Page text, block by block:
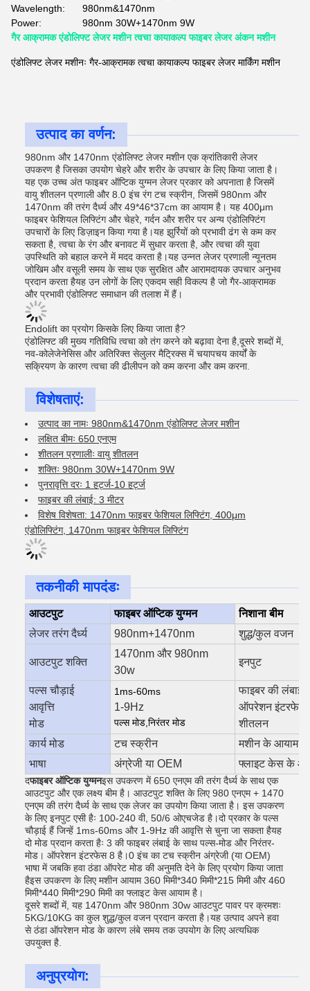
Wavelength:
980nm&1470nm
Power:
980nm 30W+1470nm 9W
गैर आक्रामक एंडोलिफ्ट लेजर मशीन त्वचा कायाकल्प फाइबर लेजर अंकन मशीन
एंडोलिफ्ट लेजर मशीनः गैर-आक्रामक त्वचा कायाकल्प फाइबर लेजर मार्किंग मशीन
उत्पाद का वर्णन:
980nm और 1470nm एंडोलिफ्ट लेजर मशीन एक क्रांतिकारी लेजर
उपकरण है जिसका उपयोग चेहरे और शरीर के उपचार के लिए किया जाता है।
यह एक उच्च अंत फाइबर ऑप्टिक युग्मन लेजर प्रकार को अपनाता है जिसमें
वायु शीतलन प्रणाली और 8.0 इंच रंग टच स्क्रीन, जिसमें 980nm और
1470nm की तरंग दैर्ध्य और 49*46*37cm का आयाम है। यह 400μm
फाइबर फेशियल लिफ्टिंग और चेहरे, गर्दन और शरीर पर अन्य एंडोलिफ्टिंग
उपचारों के लिए डिज़ाइन किया गया है।यह झुर्रियों को प्रभावी ढंग से कम कर
सकता है, त्वचा के रंग और बनावट में सुधार करता है, और त्वचा की युवा
उपस्थिति को बहाल करने में मदद करता है।यह उन्नत लेजर प्रणाली न्यूनतम
जोखिम और वसूली समय के साथ एक सुरक्षित और आरामदायक उपचार अनुभव
प्रदान करता हैयह उन लोगों के लिए एकदम सही विकल्प है जो गैर-आक्रामक
और प्रभावी एंडोलिफ्ट समाधान की तलाश में हैं।
Endolift का प्रयोग किसके लिए किया जाता है?
एंडोलिफ्ट की मुख्य गतिविधि त्वचा को तंग करने को बढ़ावा देना है,दूसरे शब्दों में,
नव-कोलेजेनेसिस और अतिरिक्त सेलुलर मैट्रिक्स में चयापचय कार्यों के
सक्रियण के कारण त्वचा की ढीलीपन को कम करना और कम करना.
विशेषताएं:
उत्पाद का नामः 980nm&1470nm एंडोलिफ्ट लेजर मशीन
लक्षित बीमः 650 एनएम
शीतलन प्रणालीः वायु शीतलन
शक्तिः 980nm 30W+1470nm 9W
पुनरावृत्ति दरः 1 हर्ट्ज-10 हर्ट्ज
फाइबर की लंबाई: 3 मीटर
विशेष विशेषता: 1470nm फाइबर फेशियल लिफ्टिंग, 400μm
एंडोलिफ्टिंग, 1470nm फाइबर फेशियल लिफ्टिंग
तकनीकी मापदंडः
आउटपुट फाइबर ऑप्टिक युग्मन
निशाना बीम
लेजर तरंग दैर्ध्य
980nm+1470nm शुद्ध/कुल वजन
आउटपुट शक्ति
1470nm और 980nm
30w
इनपुट
पल्स चौड़ाई
आवृत्ति
मोड
1ms-60ms
1-9Hz
पल्स मोड निरंतर मोड
फाइबर की लंबाई
ऑपरेशन इंटरफेस
शीतलन
कार्य मोड
टच स्क्रीन
मशीन के आयाम
भाषा
अंग्रेजी या OEM फ्लाइट केस के
दफाइबर ऑप्टिक युग्मनइस उपकरण में 650 एनएम की तरंग दैर्ध्य के साथ एक
आउटपुट और एक लक्ष्य बीम है। आउटपुट शक्ति के लिए 980 एनएम + 1470
एनएम की तरंग दैर्ध्य के साथ एक लेजर का उपयोग किया जाता है। इस उपकरण
के लिए इनपुट एसी हैः 100-240 वी, 50/6 ओएचजेड है।दो प्रकार के पल्स
चौड़ाई हैं जिन्हें 1ms-60ms और 1-9Hz की आवृत्ति से चुना जा सकता हैयह
दो मोड प्रदान करता हैः 3 की फाइबर लंबाई के साथ पल्स-मोड और निरंतर-
मोड। ऑपरेशन इंटरफेस 8 है।0 इंच का टच स्क्रीन अंग्रेजी (या OEM)
भाषा में जबकि हवा ठंडा ऑपरेट मोड की अनुमति देने के लिए प्रयोग किया जाता
हैइस उपकरण के लिए मशीन आयाम 360 मिमी*340 मिमी*215 मिमी और 460
मिमी*440 मिमी*290 मिमी का फ्लाइट केस आयाम है।
दूसरे शब्दों में, यह 1470nm और 980nm 30w आउटपुट पावर पर क्रमशः
5KG/10KG का कुल शुद्ध/कुल वजन प्रदान करता है।यह उत्पाद अपने हवा
से ठंडा ऑपरेशन मोड के कारण लंबे समय तक उपयोग के लिए अत्यधिक
उपयुक्त है.
अनुप्रयोग: